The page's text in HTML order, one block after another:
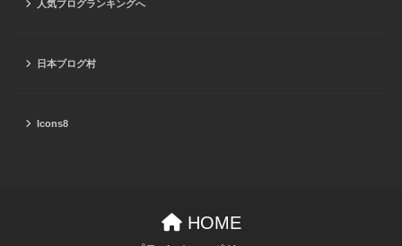
人気ブログランキングへ
日本ブログ村
Icons8
HOME